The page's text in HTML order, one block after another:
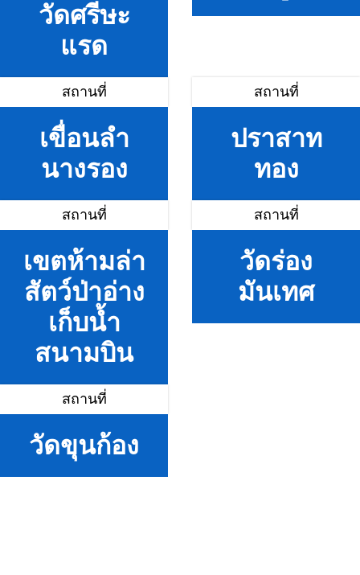
วัดศรีษะ
แรด
สถานที่
เขื่อนลำ
นางรอง
สถานที่
ปราสาท
ทอง
สถานที่
เขตห้ามล่า
สัตว์ป่าอ่าง
เก็บน้ำ
สนามบิน
สถานที่
วัดร่อง
มันเทศ
สถานที่
วัดขุนก้อง